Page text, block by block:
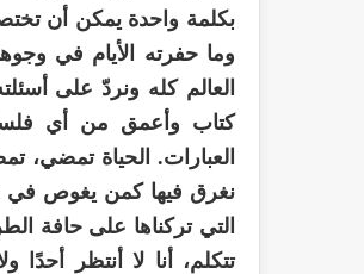
بكلمة واحدة يمكن أن
وما حفرته الأيام في
العالم كله ونردّ على
كتاب وأعمق من أي
العبارات. الحياة تمضي،
نغرق فيها كمن يغوص في
التي تركناها على حافة
تتكلم، أنا لا أنتظر